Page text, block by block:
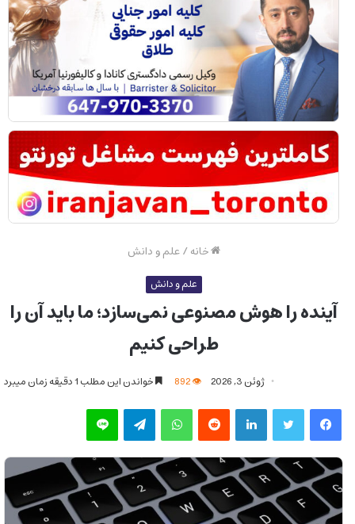
خانه/علم و دانش
علم و دانش
آینده را هوش مصنوعی نمی‌سازد؛ ما باید آن را
طراحی کنیم
ژوئن 3, 2026 خواندن این مطلب 1 دقیقه زمان میبرد
فیس بوک توییتر لینکدین‫رددیت واتس آپ تلگرام لاین